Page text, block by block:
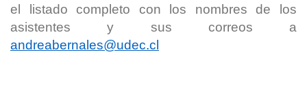
el listado completo con los nombres de los
asistentes y sus correos a
andreabernales@udec.cl